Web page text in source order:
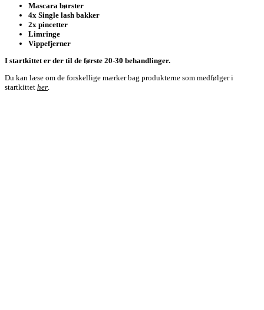
Mascara børster
4x Single lash bakker
2x pincetter
Limringe
Vippefjerner
I startkittet er der til de første 20-30 behandlinger.
Du kan læse om de forskellige mærker bag produkterne som medfølger i
startkittet her.